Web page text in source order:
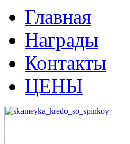
Главная
Награды
Контакты
ЦЕНЫ